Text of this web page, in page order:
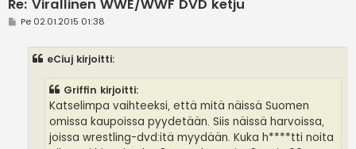
Re: Virallinen WWE/WWF DVD ketju
VPe 02.01.2015 01:38
eCiuj kirjoitti:
Griffin kirjoitti:
Katselimpa vaihteeksi, että mitä näissä Suomen
omissa kaupoissa pyydetään. Siis näissä harvoissa,
joissa wrestling-dvd:itä myydään. Kuka h****tti noita